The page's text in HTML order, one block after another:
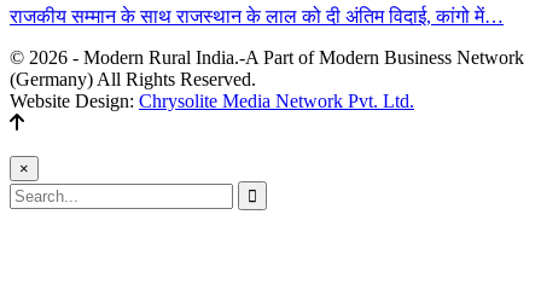
राजकीय सम्मान के साथ राजस्थान के लाल को दी अंतिम विदाई, कांगो में…
© 2026 - Modern Rural India.-A Part of Modern Business Network
(Germany) All Rights Reserved.
Website Design: Chrysolite Media Network Pvt. Ltd.
×